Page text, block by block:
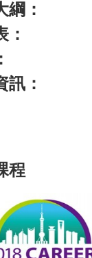
綱：
：
訊：
程